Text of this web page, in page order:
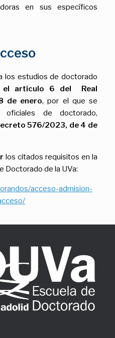
en sus específicos
los estudios de doctorado
el
artículo 6 del Real
de enero, por el que se
oficiales de doctorado,
576/2023, de 4 de
los citados requisitos en la
Doctorado de la UVa:
acceso-admision-